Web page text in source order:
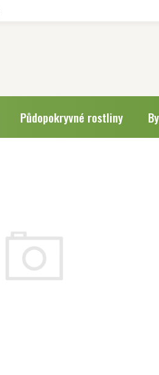
Půdopokryvné rostliny